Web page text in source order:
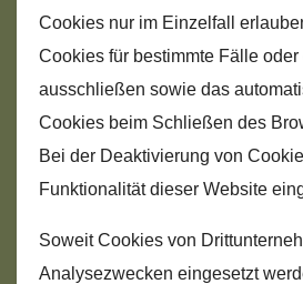
Cookies nur im Einzelfall
Cookies für bestimmte Fälle oder
ausschließen sowie das
Cookies beim Schließen des
Bei der Deaktivierung von
Funktionalität dieser Website
Soweit Cookies von
Analysezwecken eingesetzt